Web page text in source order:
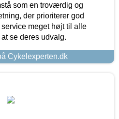
som en troværdig og
der prioriterer god
meget højt til alle
se deres udvalg.
Cykelexperten.dk